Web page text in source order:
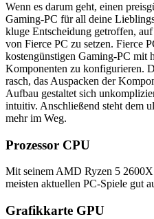
Wenn es darum geht, einen
Gaming-PC für all deine
kluge Entscheidung getroffen,
von Fierce PC zu setzen. Fierce
kostengünstigen Gaming-PC mit
Komponenten zu konfigurieren.
rasch, das Auspacken der
Aufbau gestaltet sich
intuitiv. Anschließend steht dem
mehr im Weg.
Prozessor CPU
Mit seinem AMD Ryzen 5
meisten aktuellen PC-Spiele gut
Grafikkarte GPU